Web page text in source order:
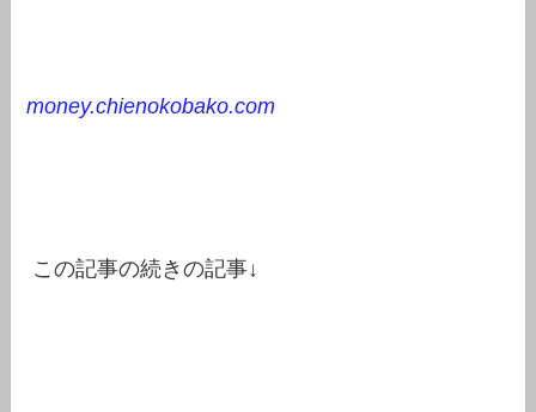
money.chienokobako.com
この記事の続きの記事↓